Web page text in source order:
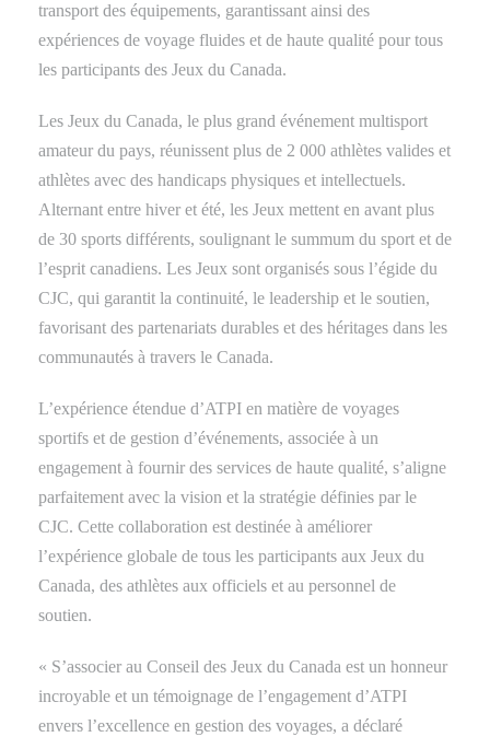
transport des équipements, garantissant ainsi des
expériences de voyage fluides et de haute qualité pour tous
les participants des Jeux du Canada.
Les Jeux du Canada, le plus grand événement multisport
amateur du pays, réunissent plus de 2 000 athlètes valides et
athlètes avec des handicaps physiques et intellectuels.
Alternant entre hiver et été, les Jeux mettent en avant plus
de 30 sports différents, soulignant le summum du sport et de
l’esprit canadiens. Les Jeux sont organisés sous l’égide du
CJC, qui garantit la continuité, le leadership et le soutien,
favorisant des partenariats durables et des héritages dans les
communautés à travers le Canada.
L’expérience étendue d’ATPI en matière de voyages
sportifs et de gestion d’événements, associée à un
engagement à fournir des services de haute qualité, s’aligne
parfaitement avec la vision et la stratégie définies par le
CJC. Cette collaboration est destinée à améliorer
l’expérience globale de tous les participants aux Jeux du
Canada, des athlètes aux officiels et au personnel de
soutien.
« S’associer au Conseil des Jeux du Canada est un honneur
incroyable et un témoignage de l’engagement d’ATPI
envers l’excellence en gestion des voyages, a déclaré